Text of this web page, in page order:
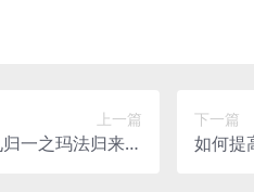
上一篇
一之玛法归来】
下一篇
如何提